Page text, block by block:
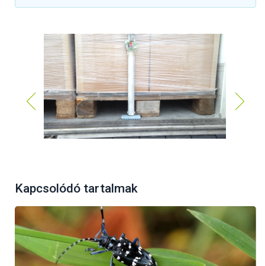
faanyagok (alátétfa, stafnifa, raklap stb.)
Kapcsolódó tartalmak